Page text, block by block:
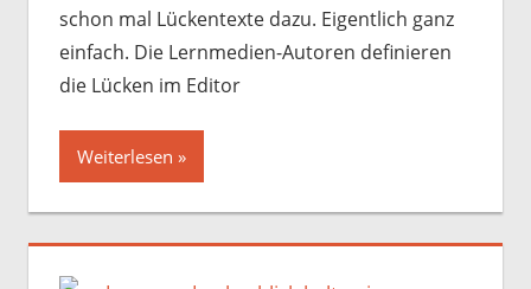
schon mal Lückentexte dazu. Eigentlich ganz
einfach. Die Lernmedien-Autoren definieren
die Lücken im Editor
Weiterlesen